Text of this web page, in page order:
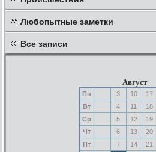
Любопытные заметки
Все записи
Август
Пн 3 10 17
Вт
4 11 18
Ср
5 12 19
Чт
6 13 20
Пт
7 14 21